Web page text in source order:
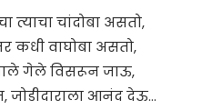
त्याचा चांदोबा असतो,
कधी वाघोबा असतो,
गेले विसरून जाऊ,
जोडीदाराला आनंद देऊ…